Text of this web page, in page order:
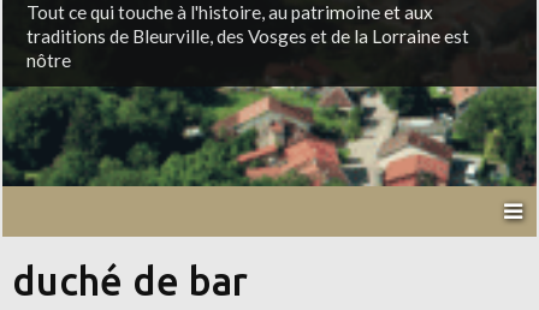
Tout ce qui touche à l'histoire, au patrimoine et aux
traditions de Bleurville, des Vosges et de la Lorraine est
nôtre
duché de bar